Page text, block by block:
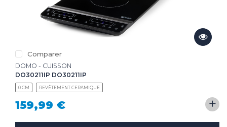
Comparer
DOMO - CUISSON
DO30211IP DO30211IP
0 CM REVÊTEMENT CERAMIQUE
159,99 € +